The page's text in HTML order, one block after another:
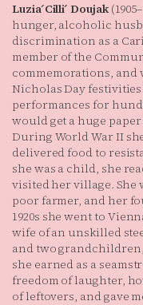
Luzia ́Cilli ́ Doujak
hunger, alcoholic
discrimination as a
member of the
commemorations, and
Nicholas Day
performances for
would get a huge
During World War II
delivered food to
she was a child, she
visited her village. She
poor farmer, and her
1920s she went to
wife of an unskilled
and two
she earned as a
freedom of laughter,
of leftovers, and gave